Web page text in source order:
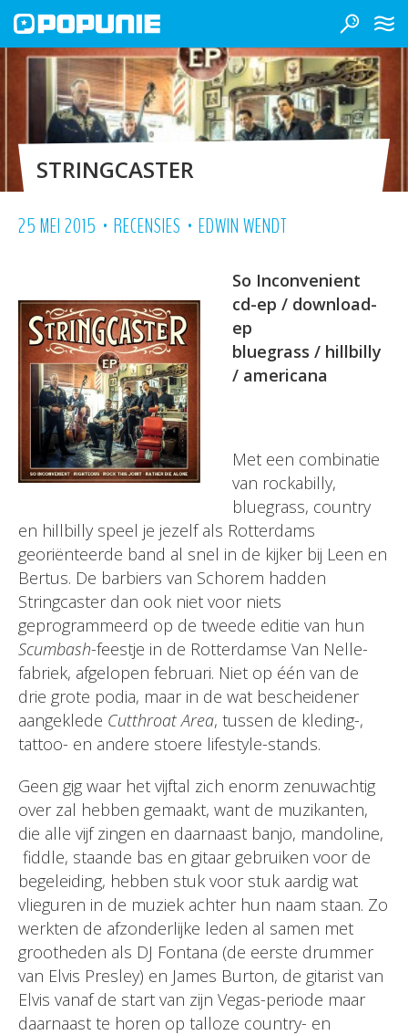
STRINGCASTER
25 MEI 2015 • RECENSIES • EDWIN WENDT
So Inconvenient
cd-ep / download-
ep
bluegrass / hillbilly
/ americana
Met een combinatie
van rockabilly,
bluegrass, country
en hillbilly speel je jezelf als Rotterdams
georiënteerde band al snel in de kijker bij Leen en
Bertus. De barbiers van Schorem hadden
Stringcaster dan ook niet voor niets
geprogrammeerd op de tweede editie van hun
Scumbash-feestje in de Rotterdamse Van Nelle-
fabriek, afgelopen februari. Niet op één van de
drie grote podia, maar in de wat bescheidener
aangeklede Cutthroat Area, tussen de kleding-,
tattoo- en andere stoere lifestyle-stands.
Geen gig waar het vijftal zich enorm zenuwachtig
over zal hebben gemaakt, want de muzikanten,
die alle vijf zingen en daarnaast banjo, mandoline,
fiddle, staande bas en gitaar gebruiken voor de
begeleiding, hebben stuk voor stuk aardig wat
vlieguren in de muziek achter hun naam staan. Zo
werkten de afzonderlijke leden al samen met
grootheden als DJ Fontana (de eerste drummer
van Elvis Presley) en James Burton, de gitarist van
Elvis vanaf de start van zijn Vegas-periode maar
daarnaast te horen op talloze country- en